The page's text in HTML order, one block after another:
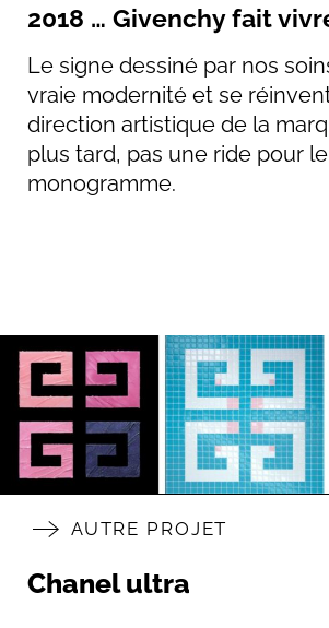
2018 … Givenchy fait
Le signe dessiné par nos
vraie modernité et se
direction artistique de la
plus tard, pas une ride pour le
monogramme.
AUTRE PROJET
Chanel ultra